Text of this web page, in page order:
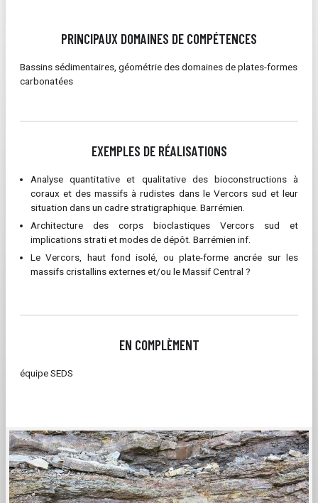
PRINCIPAUX DOMAINES DE COMPÉTENCES
Bassins sédimentaires, géométrie des domaines de plates-formes
carbonatées
EXEMPLES DE RÉALISATIONS
Analyse quantitative et qualitative des bioconstructions à
coraux et des massifs à rudistes dans le Vercors sud et leur
situation dans un cadre stratigraphique. Barrémien.
Architecture des corps bioclastiques Vercors sud et
implications strati et modes de dépôt. Barrémien inf.
Le Vercors, haut fond isolé, ou plate-forme ancrée sur les
massifs cristallins externes et/ou le Massif Central ?
EN COMPLÈMENT
équipe SEDS